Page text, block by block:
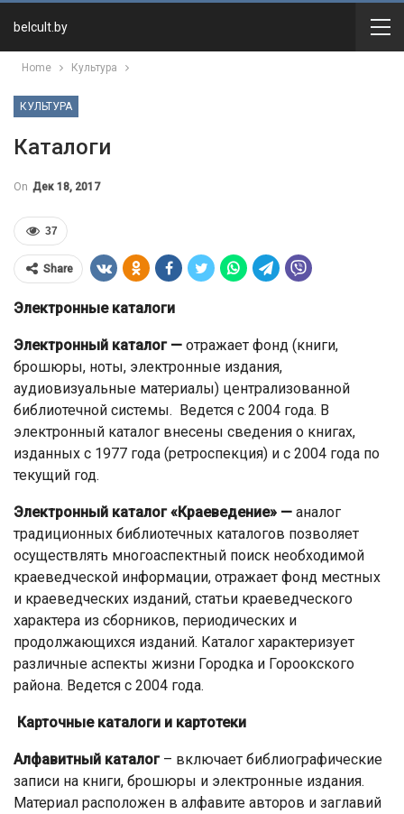
belcult.by
Home Культура
КУЛЬТУРА
Каталоги
On Дек 18, 2017
37
Share
Электронные каталоги
Электронный каталог — отражает фонд (книги,
брошюры, ноты, электронные издания,
аудиовизуальные материалы) централизованной
библиотечной системы. Ведется с 2004 года. В
электронный каталог внесены сведения о книгах,
изданных с 1977 года (ретроспекция) и с 2004 года по
текущий год.
Электронный каталог «Краеведение» — аналог
традиционных библиотечных каталогов позволяет
осуществлять многоаспектный поиск необходимой
краеведческой информации, отражает фонд местных
и краеведческих изданий, статьи краеведческого
характера из сборников, периодических и
продолжающихся изданий. Каталог характеризует
различные аспекты жизни Городка и Гороокского
района. Ведется с 2004 года.
Карточные каталоги и картотеки
Алфавитный каталог– включает библиографические
записи на книги, брошюры и электронные издания.
Материал расположен в алфавите авторов и заглавий